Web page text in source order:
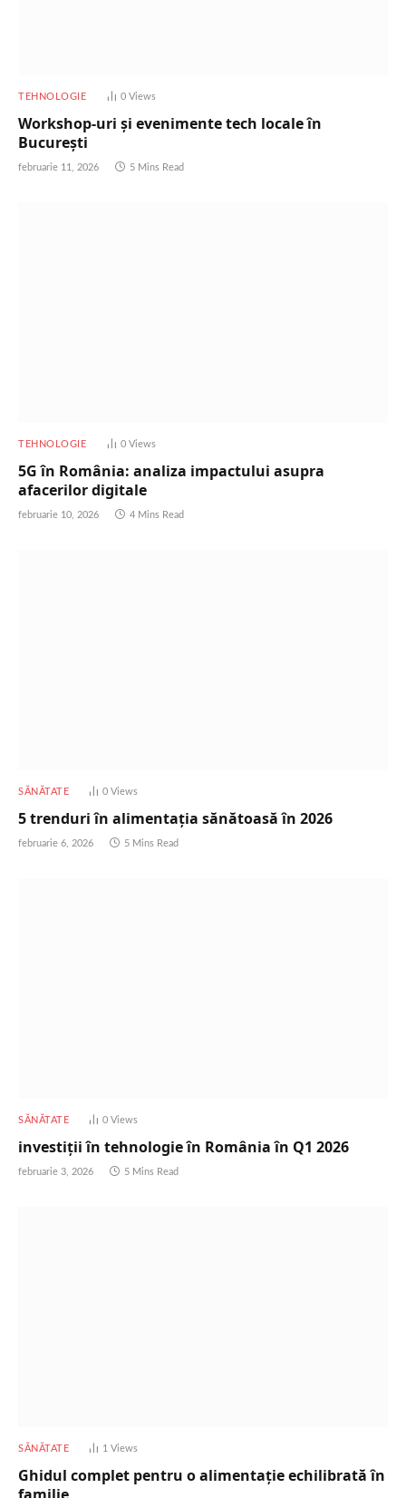
TEHNOLOGIE 0 Views
Workshop-uri și evenimente tech locale în
București
februarie 11, 2026 5 Mins Read
TEHNOLOGIE 0 Views
5G în România: analiza impactului asupra
afacerilor digitale
februarie 10, 2026 4 Mins Read
SĂNĂTATE 0Views
5 trenduri în alimentația sănătoasă în 2026
februarie 6, 2026 5 Mins Read
SĂNĂTATE 0Views
investiții în tehnologie în România în Q1 2026
februarie 3, 2026 5 Mins Read
SĂNĂTATE 1Views
Ghidul complet pentru o alimentație echilibrată în
familie